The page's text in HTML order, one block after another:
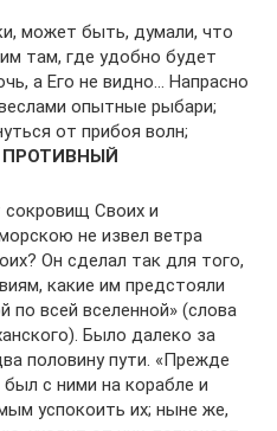
может быть, думали, что
там, где удобно будет
а Его не видно… Напрасно
опытные рыбари;
от прибоя волн;
ПРОТИВНЫЙ
Своих и
не извел ветра
Он сделал так для того,
какие им предстояли
по всей вселенной» (слова
Было далеко за
половину пути. «Прежде
с ними на корабле и
успокоить их; ныне же,